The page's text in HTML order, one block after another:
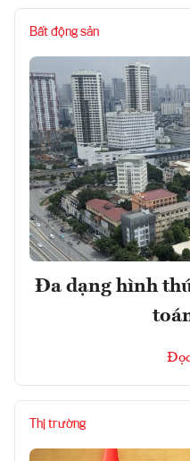
Bất động sản
Đa dạng hình
Thị trường